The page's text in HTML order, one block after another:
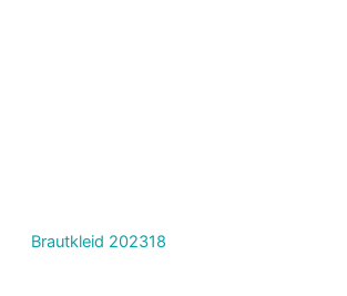
Brautkleid 202318